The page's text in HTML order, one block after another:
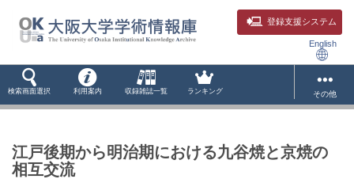
登録支援システム
English
検索画面選択 利用案内 収録雑誌一覧 ランキング その他
江戸後期から明治期における九谷焼と京焼の
相互交流